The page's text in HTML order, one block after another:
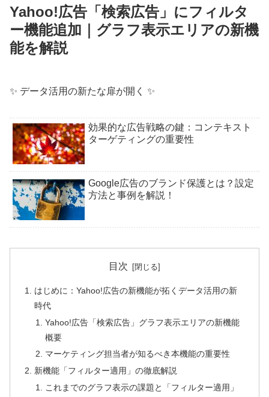
Yahoo!広告「検索広告」にフィルタ
ー機能追加｜グラフ表示エリアの新機
能を解説
✨ データ活用の新たな扉が開く ✨
効果的な広告戦略の鍵：コンテキスト
ターゲティングの重要性
Google広告のブランド保護とは？設定
方法と事例を解説！
目次
はじめに：Yahoo!広告の新機能が拓くデータ活用の新
時代
Yahoo!広告「検索広告」グラフ表示エリアの新機能
概要
マーケティング担当者が知るべき本機能の重要性
新機能「フィルター適用」の徹底解説
これまでのグラフ表示の課題と「フィルター適用」